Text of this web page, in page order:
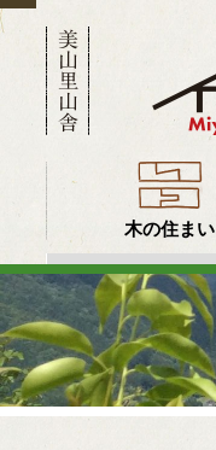
木の住まい